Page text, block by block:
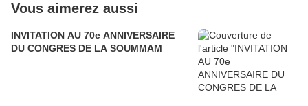
Vous aimerez aussi
INVITATION AU 70e ANNIVERSAIRE
DU CONGRES DE LA SOUMMAM